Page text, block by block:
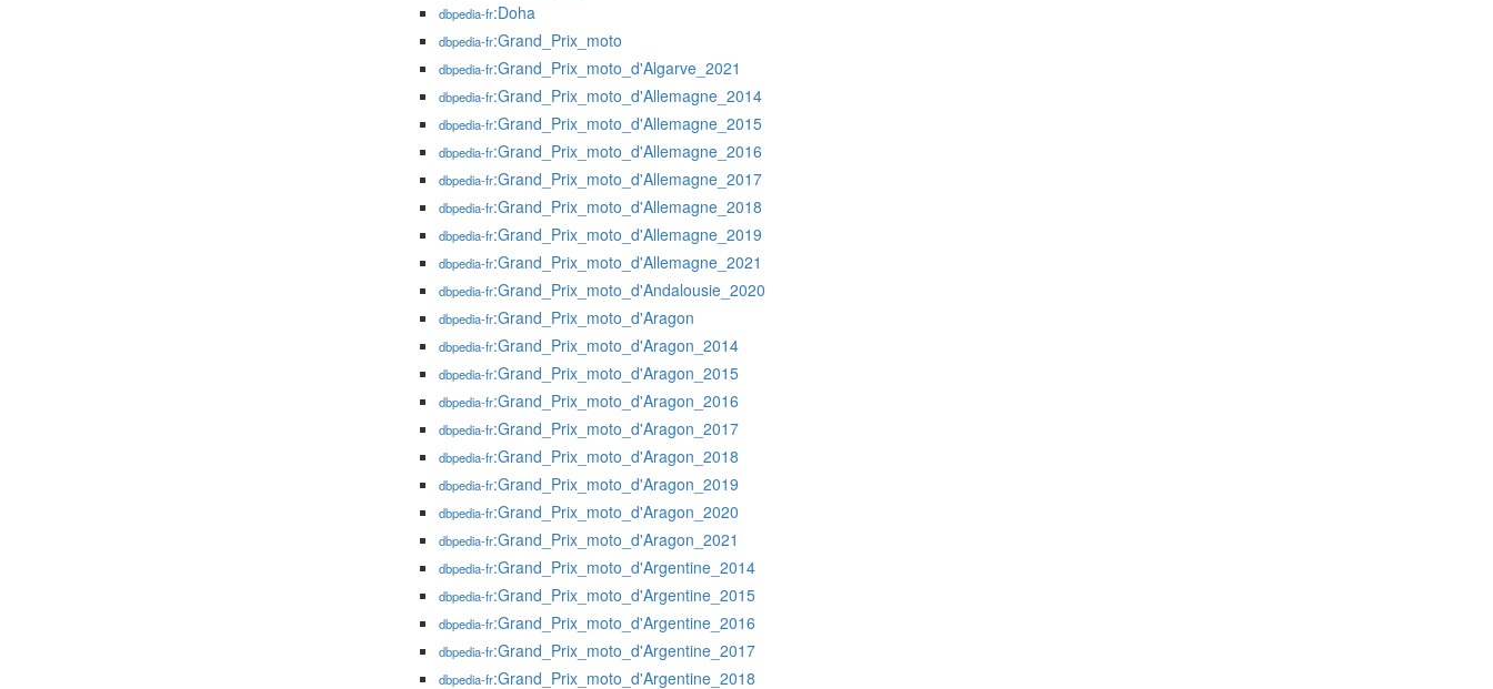
dbpedia-fr:Doha
dbpedia-fr:Grand_Prix_moto
dbpedia-fr:Grand_Prix_moto_d'Algarve_2021
dbpedia-fr:Grand_Prix_moto_d'Allemagne_2014
dbpedia-fr:Grand_Prix_moto_d'Allemagne_2015
dbpedia-fr:Grand_Prix_moto_d'Allemagne_2016
dbpedia-fr:Grand_Prix_moto_d'Allemagne_2017
dbpedia-fr:Grand_Prix_moto_d'Allemagne_2018
dbpedia-fr:Grand_Prix_moto_d'Allemagne_2019
dbpedia-fr:Grand_Prix_moto_d'Allemagne_2021
dbpedia-fr:Grand_Prix_moto_d'Andalousie_2020
dbpedia-fr:Grand_Prix_moto_d'Aragon
dbpedia-fr:Grand_Prix_moto_d'Aragon_2014
dbpedia-fr:Grand_Prix_moto_d'Aragon_2015
dbpedia-fr:Grand_Prix_moto_d'Aragon_2016
dbpedia-fr:Grand_Prix_moto_d'Aragon_2017
dbpedia-fr:Grand_Prix_moto_d'Aragon_2018
dbpedia-fr:Grand_Prix_moto_d'Aragon_2019
dbpedia-fr:Grand_Prix_moto_d'Aragon_2020
dbpedia-fr:Grand_Prix_moto_d'Aragon_2021
dbpedia-fr:Grand_Prix_moto_d'Argentine_2014
dbpedia-fr:Grand_Prix_moto_d'Argentine_2015
dbpedia-fr:Grand_Prix_moto_d'Argentine_2016
dbpedia-fr:Grand_Prix_moto_d'Argentine_2017
dbpedia-fr:Grand_Prix_moto_d'Argentine_2018